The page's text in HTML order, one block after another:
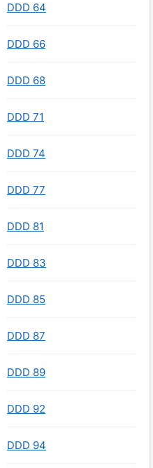
DDD 64
DDD 66
DDD 68
DDD 71
DDD 74
DDD 77
DDD 81
DDD 83
DDD 85
DDD 87
DDD 89
DDD 92
DDD 94